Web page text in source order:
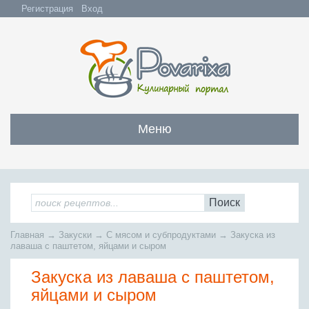
Регистрация Вход
Меню
Закуски
Все закуски
Бутерброды и сэндвичи
С мясом и субпродуктами
С рыбой и морепродуктами
Овощные и грибные
Заливные блюда
Салаты
Все салаты
Салаты с мясом
Овощные салаты
Супы
Все супы
Бульоны
Заправочные супы
Мясо
Всё мясо
Жареное мясо
Рыба
Поиск
Главная → Закуски → С мясом и субпродуктами → Закуска из
лаваша с паштетом, яйцами и сыром
Закуска из лаваша с паштетом,
яйцами и сыром